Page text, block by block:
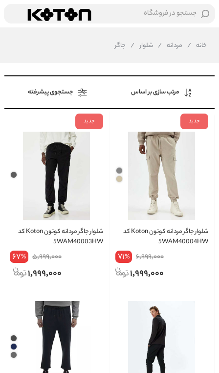
جستجو در فروشگاه
خانه / مردانه / شلوار / جاگر
مرتب سازی بر اساس جستجوی پیشرفته
جدید
شلوار جاگر مردانه کوتون Koton کد
5WAM40004HW
6,999,000
71%
1,999,000
جدید
شلوار جاگر مردانه کوتون Koton کد
5WAM40003HW
5,999,000
67%
1,999,000